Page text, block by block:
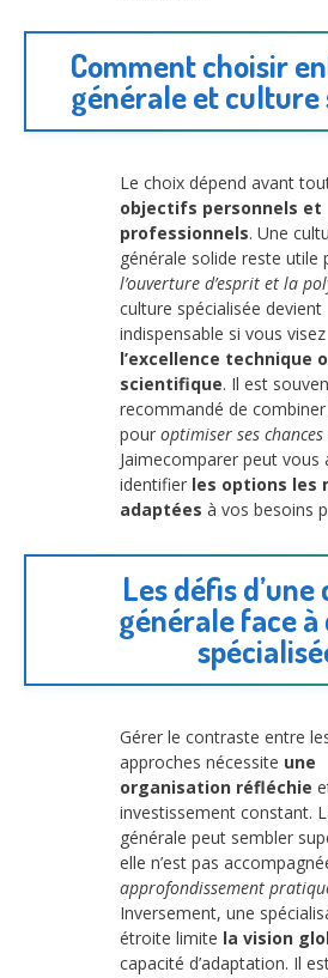
Comment choisir
générale et culture
Le choix dépend avant
objectifs personnels et
professionnels. Une
générale solide reste utile
l’ouverture d’esprit et la
culture spécialisée devient
indispensable si vous visez
l’excellence technique
scientifique. Il est
recommandé de
pour optimiser ses
Jaimecomparer peut vous
identifier les options les
adaptées à vos besoins
Les défis
générale face
Gérer le contraste entre
approches nécessite une
organisation réfléchie
investissement constant.
générale peut sembler
elle n’est pas
approfondissement
Inversement, une
étroite limite la vision
capacité d’adaptation. Il